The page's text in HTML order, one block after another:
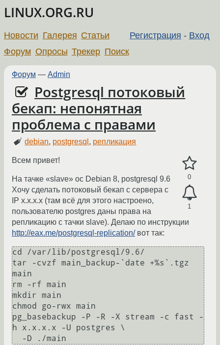
LINUX.ORG.RU
Регистрация - Вход
Новости Галерея Статьи
Форум Опросы Трекер Поиск
Форум — Admin
Postgresql потоковый
бекап: непонятная
проблема с правами
debian, postgresql , репликация
0
1
Всем привет!
На тачке «slave» ос Debian 8, postgresql 9.6
Хочу сделать потоковый бекап с сервера с
IP x.x.x.x (там всё для этого настроено,
пользователю postgres даны права на
репликацию с тачки slave). Делаю по инструкции
http://eax.me/postgresql-replication/вот так:
cd /var/lib/postgresql/9.6/
tar -cvzf main_backup-`date +%s`.tgz
main
rm -rf main
mkdir main
chmod go-rwx main
pg_basebackup -P -R -X stream -c fast -
h x.x.x.x -U postgres \